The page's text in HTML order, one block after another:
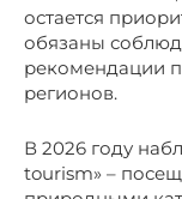
остается
обязаны
рекомендации
регионов.
В 2026 году
tourism» –